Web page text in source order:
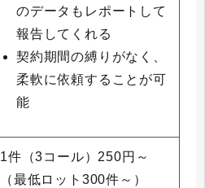
のデータもレポートして
報告してくれる
契約期間の縛りがなく、
柔軟に依頼することが可
能
1件（3コール）250円～
（最低ロット300件～）